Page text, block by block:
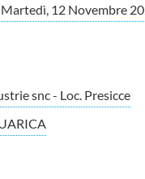
Martedì, 12 Novembre
snc - Loc. Presicce